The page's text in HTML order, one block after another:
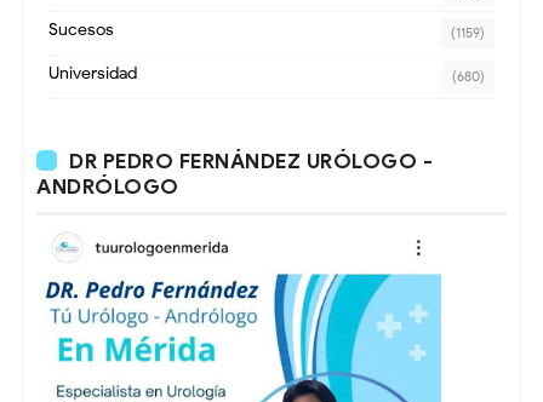
Sucesos (1159)
Universidad (680)
DR PEDRO FERNÁNDEZ URÓLOGO -
ANDRÓLOGO